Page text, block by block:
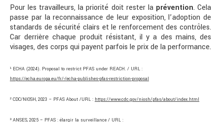
Pour les travailleurs, la priorité doit rester la prévention. Cela
passe par la reconnaissance de leur exposition, l’adoption de
standards de sécurité clairs et le renforcement des contrôles.
Car derrière chaque produit résistant, il y a des mains, des
visages, des corps qui payent parfois le prix de la performance.
¹ ECHA (2024). Proposal to restrict PFAS under REACH. / URL :
https://echa.europa.eu/fr/-/echa-publishes-pfas-restriction-proposal
² CDC/NIOSH, 2023 – PFAS About /URL : https://www.cdc.gov/niosh/pfas/about/index.html
³ ANSES, 2025 – PFAS : élargir la surveillance / URL :